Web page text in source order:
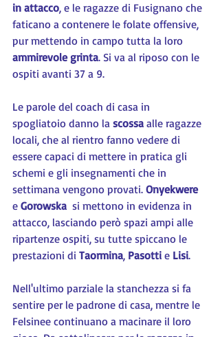
in attacco, e le ragazze di Fusignano che
faticano a contenere le folate offensive,
pur mettendo in campo tutta la loro
ammirevole grinta. Si va al riposo con le
ospiti avanti 37 a 9.
Le parole del coach di casa in
spogliatoio danno la scossa alle ragazze
locali, che al rientro fanno vedere di
essere capaci di mettere in pratica gli
schemi e gli insegnamenti che in
settimana vengono provati. Onyekwere
e Gorowska si mettono in evidenza in
attacco, lasciando però spazi ampi alle
ripartenze ospiti, su tutte spiccano le
prestazioni di Taormina, Pasotti e Lisi.
Nell'ultimo parziale la stanchezza si fa
sentire per le padrone di casa, mentre le
Felsinee continuano a macinare il loro